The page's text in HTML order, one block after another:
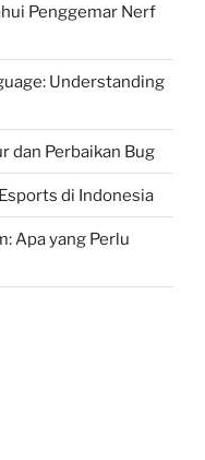
Penggemar Nerf
Understanding
dan Perbaikan Bug
di Indonesia
Apa yang Perlu